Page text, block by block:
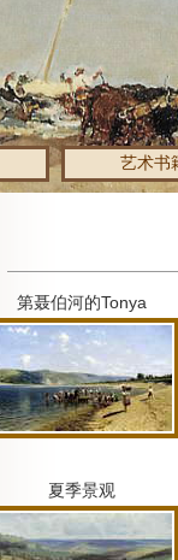
艺术书
第聂伯河的Tonya
夏季景观